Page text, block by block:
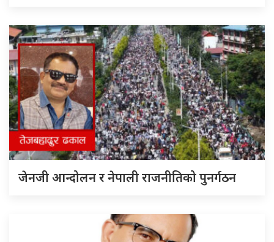
जेनजी आन्दोलन र नेपाली राजनीतिको पुनर्गठन